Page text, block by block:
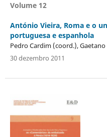
Volume 12
António Vieira, Roma e o
portuguesa e espanhola
Pedro Cardim (coord.),
30 dezembro 2011